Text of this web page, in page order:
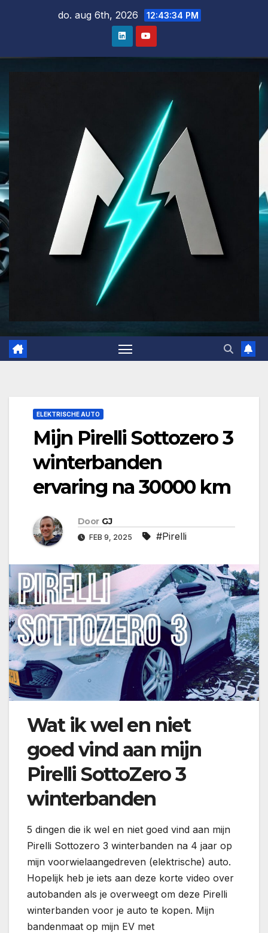
do. aug 6th, 2026 12:43:35 PM
ELEKTRISCHE AUTO
Mijn Pirelli Sottozero 3
winterbanden
ervaring na 30000 km
Door GJ
FEB 9, 2025 #Pirelli
Wat ik wel en niet
goed vind aan mijn
Pirelli SottoZero 3
winterbanden
5 dingen die ik wel en niet goed vind aan mijn
Pirelli Sottozero 3 winterbanden na 4 jaar op
mijn voorwielaangedreven (elektrische) auto.
Hopelijk heb je iets aan deze korte video over
autobanden als je overweegt om deze Pirelli
winterbanden voor je auto te kopen. Mijn
bandenmaat op mijn EV met